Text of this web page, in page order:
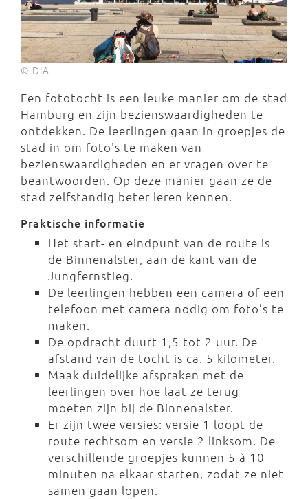
© DIA
Een fototocht is een leuke manier om de stad
Hamburg en zijn bezienswaardigheden te
ontdekken. De leerlingen gaan in groepjes de
stad in om foto's te maken van
bezienswaardigheden en er vragen over te
beantwoorden. Op deze manier gaan ze de
stad zelfstandig beter leren kennen.
Praktische informatie
Het start- en eindpunt van de route is
de Binnenalster, aan de kant van de
Jungfernstieg.
De leerlingen hebben een camera of een
telefoon met camera nodig om foto’s te
maken.
De opdracht duurt 1,5 tot 2 uur. De
afstand van de tocht is ca. 5 kilometer.
Maak duidelijke afspraken met de
leerlingen over hoe laat ze terug
moeten zijn bij de Binnenalster.
Er zijn twee versies: versie 1 loopt de
route rechtsom en versie 2 linksom. De
verschillende groepjes kunnen 5 à 10
minuten na elkaar starten, zodat ze niet
samen gaan lopen.